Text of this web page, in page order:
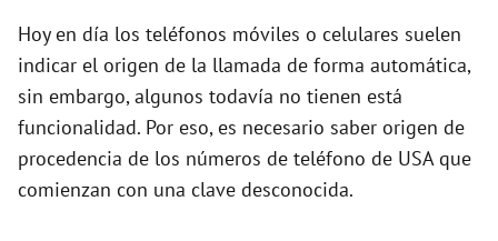
y
V
i
Hoy en día los teléfonos móviles o celulares suelen
indicar el origen de la llamada de forma automática,
sin embargo, algunos todavía no tienen está
funcionalidad. Por eso, es necesario saber origen de
procedencia de los números de teléfono de USA que
comienzan con una clave desconocida.